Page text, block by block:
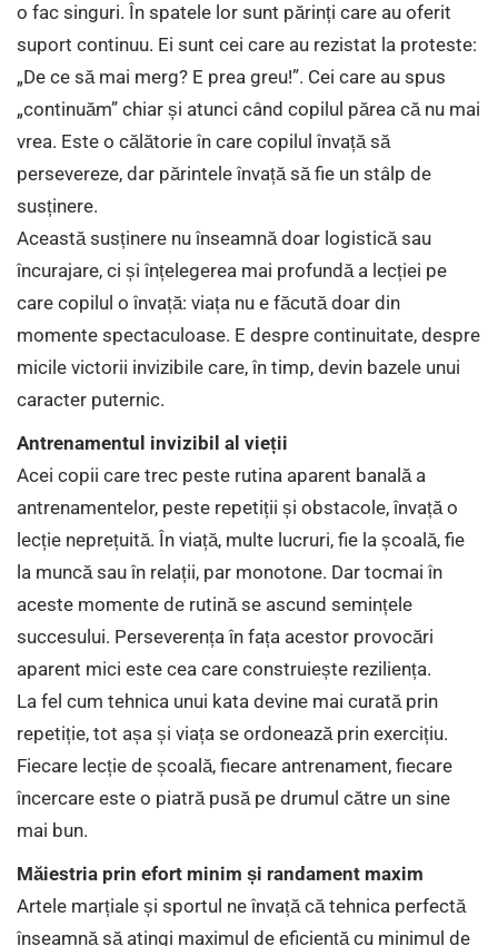
o fac singuri. În spatele lor sunt părinți care au oferit
suport continuu. Ei sunt cei care au rezistat la proteste:
„De ce să mai merg? E prea greu!”. Cei care au spus
„continuăm” chiar și atunci când copilul părea că nu mai
vrea. Este o călătorie în care copilul învață să
persevereze, dar părintele învață să fie un stâlp de
susținere.
Această susținere nu înseamnă doar logistică sau
încurajare, ci și înțelegerea mai profundă a lecției pe
care copilul o învață: viața nu e făcută doar din
momente spectaculoase. E despre continuitate, despre
micile victorii invizibile care, în timp, devin bazele unui
caracter puternic.
Antrenamentul invizibil al vieții
Acei copii care trec peste rutina aparent banală a
antrenamentelor, peste repetiții și obstacole, învață o
lecție neprețuită. În viață, multe lucruri, fie la școală, fie
la muncă sau în relații, par monotone. Dar tocmai în
aceste momente de rutină se ascund semințele
succesului. Perseverența în fața acestor provocări
aparent mici este cea care construiește reziliența.
La fel cum tehnica unui kata devine mai curată prin
repetiție, tot așa și viața se ordonează prin exercițiu.
Fiecare lecție de școală, fiecare antrenament, fiecare
încercare este o piatră pusă pe drumul către un sine
mai bun.
Măiestria prin efort minim și randament maxim
Artele marțiale și sportul ne învață că tehnica perfectă
înseamnă să atingi maximul de eficiență cu minimul de